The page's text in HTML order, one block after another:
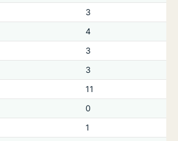
3
4
3
3
11
0
1